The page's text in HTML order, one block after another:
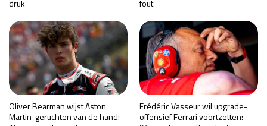
druk’
fout’
Oliver Bearman wijst Aston
Martin-geruchten van de hand:
Frédéric Vasseur wil upgrade-
offensief Ferrari voortzetten: